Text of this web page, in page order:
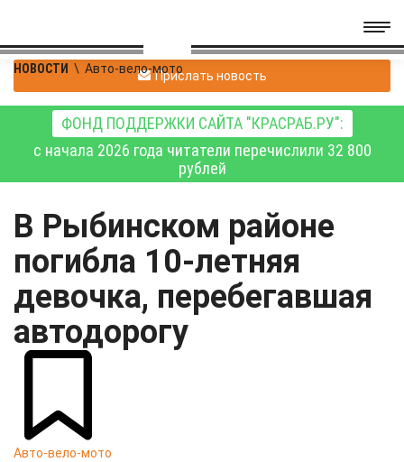
НОВОСТИ \ Авто-вело-мотоПрислать новость
ФОНД ПОДДЕРЖКИ САЙТА "КРАСРАБ.РУ":
с начала 2026 года читатели перечислили 32 800
рублей
В Рыбинском районе
погибла 10-летняя
девочка, перебегавшая
автодорогу
Авто-вело-мото